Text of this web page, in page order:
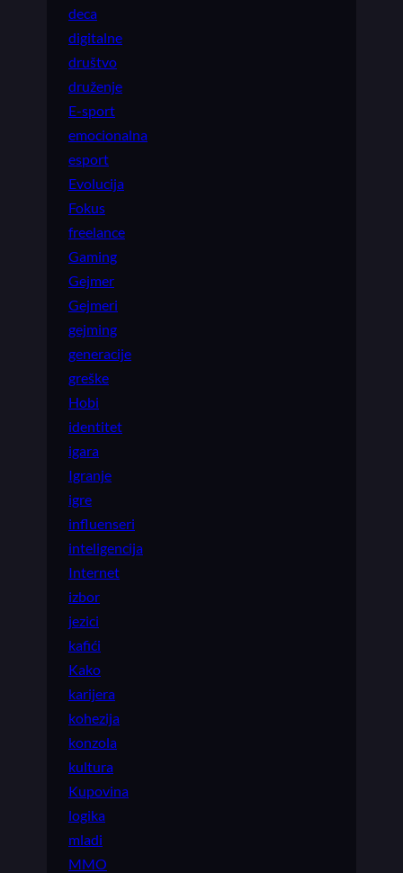
deca
digitalne
društvo
druženje
E-sport
emocionalna
esport
Evolucija
Fokus
freelance
Gaming
Gejmer
Gejmeri
gejming
generacije
greške
Hobi
identitet
igara
Igranje
igre
influenseri
inteligencija
Internet
izbor
jezici
kafići
Kako
karijera
kohezija
konzola
kultura
Kupovina
logika
mladi
MMO